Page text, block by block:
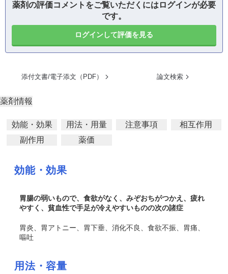
薬剤の評価コメントをご覧いただくにはログインが必要
です。
ログインして評価を見る
添付文書/電子添文（PDF） 論文検索
薬剤情報
効能・効果 用法・用量 注意事項
相互作用
副作用
薬価
効能・効果
胃腸の弱いもので、食欲がなく、みぞおちがつかえ、疲れ
やすく、貧血性で手足が冷えやすいものの次の諸症
胃炎、胃アトニー、胃下垂、消化不良、食欲不振、胃痛、
嘔吐
用法・容量